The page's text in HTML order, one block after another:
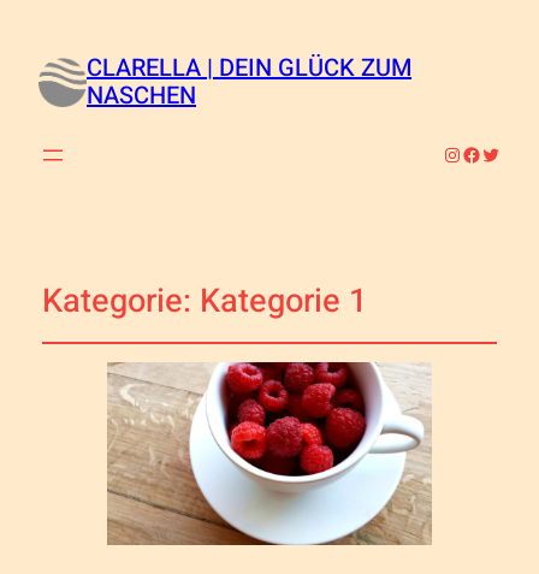
CLARELLA | DEIN GLÜCK ZUM
NASCHEN
InstagramTwitter
Kategorie: Kategorie 1